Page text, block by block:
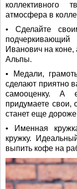
коллективного
атмосфера в
• Сделайте
Иванович на
Альпы.
• Медали,
сделают приятно
самооценку. А
придумаете свои,
станет еще
• Именная
кружку.
выпить кофе на